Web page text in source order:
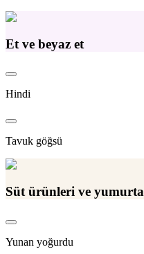
Et ve beyaz et
Hindi
Tavuk göğsü
Süt ürünleri ve yumurta
Yunan yoğurdu